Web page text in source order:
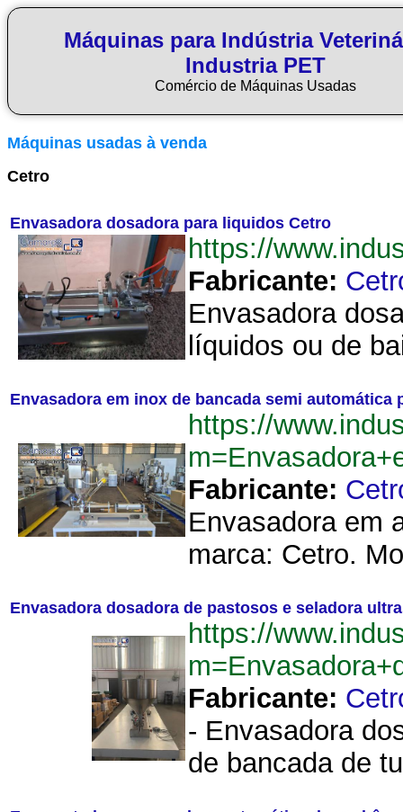
Máquinas para Indústria
Industria PET
Comércio de Máquinas Usadas
Máquinas usadas à venda
Cetro
Envasadora dosadora para liquidos Cetro
https://
Fabricante:
Envasadora
líquidos ou de
Envasadora em inox de bancada semi
https://
Fabricante:
Envasadora em
marca: Cetro.
Envasadora dosadora de pastosos e seladora
https://
Fabricante:
- Envasadora
de bancada de